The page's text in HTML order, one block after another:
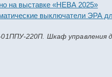
выставке «НЕВА 2025»
выключатели ЭРА для
220П. Шкаф управления